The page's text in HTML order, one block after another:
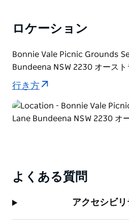
レンタル場所はビーチフロント
スは、シドニーからの日帰り旅
ル、そしてシドニー近郊でアウ
ロイヤル国立公園内にピクニッ
ース、海水浴場があります。
安全性、地域情報、そしてフレ
ズンはご予約をお勧めします。
ロケーション
Bonnie Vale Picnic Grounds
Bundeena NSW 2230 オースト
行き方
よくある質問
アクセシビリ